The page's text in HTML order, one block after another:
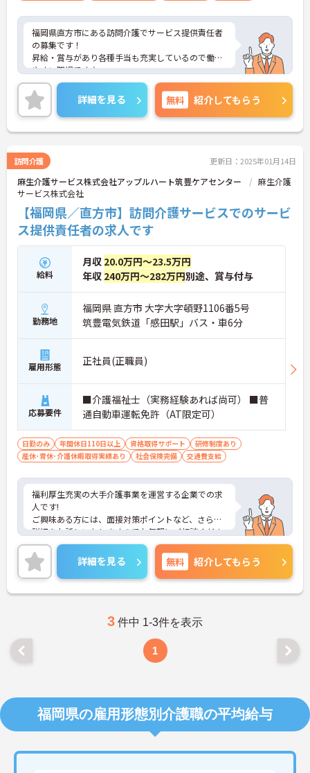
福岡県直方市にある訪問介護でサービス提供責任者
の募集です！
昇給・賞与があり各種手当も充実しているので働き
やすい職場です♪
マイカー通勤OKなので、雨の日でも車があれば安心
です◎
ご興味ある方は面接ポイントをお伝えしますので、
お気軽にご連絡ください。
詳細を見る 無料 紹介してもらう
訪問介護 更新日：2025年01月14日
麻生介護サービス株式会社アップルハート筑豊ケアセンター
麻生介護
サービス株式会社
【福岡県／直方市】訪問介護サービスでのサービ
ス提供責任者の求人です
給料
月収 20.0万円～23.5万円
年収 240万円～282万円別途、賞与付与
勤務地
福岡県 直方市 大字大字頓野1106番5号
筑豊電気鉄道「感田駅」バス・車6分
雇用形態 正社員(正職員)
応募要件
■介護福祉士（実務経験あれば尚可） ■普
通自動車運転免許（AT限定可）
日勤のみ 年間休日110日以上 資格取得サポート
研修制度あり
産休･育休･介護休暇取得実績あり
社会保険完備 交通費支給
福利厚生充実の大手介護事業を運営する企業での求
人です!
ご興味ある方には、面接対策ポイントなど、さらに
詳細をお話しいたしますのでお気軽にご相談くださ
い！
詳細を見る 無料 紹介してもらう
3 件中 1-3件を表示
1
福岡県の雇用形態別介護職の平均給与